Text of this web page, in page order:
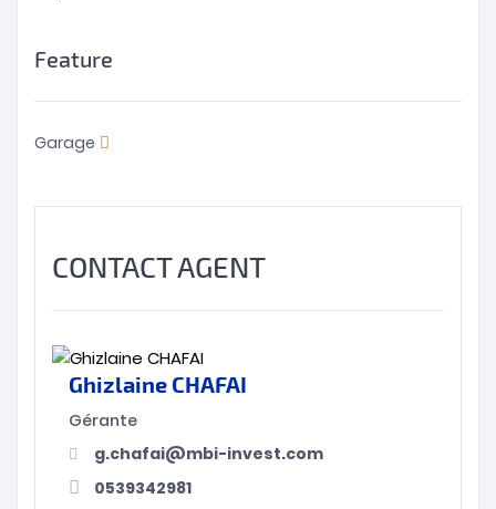
Feature
Garage
CONTACT AGENT
Ghizlaine CHAFAI
Gérante
g.chafai@mbi-invest.com
0539342981